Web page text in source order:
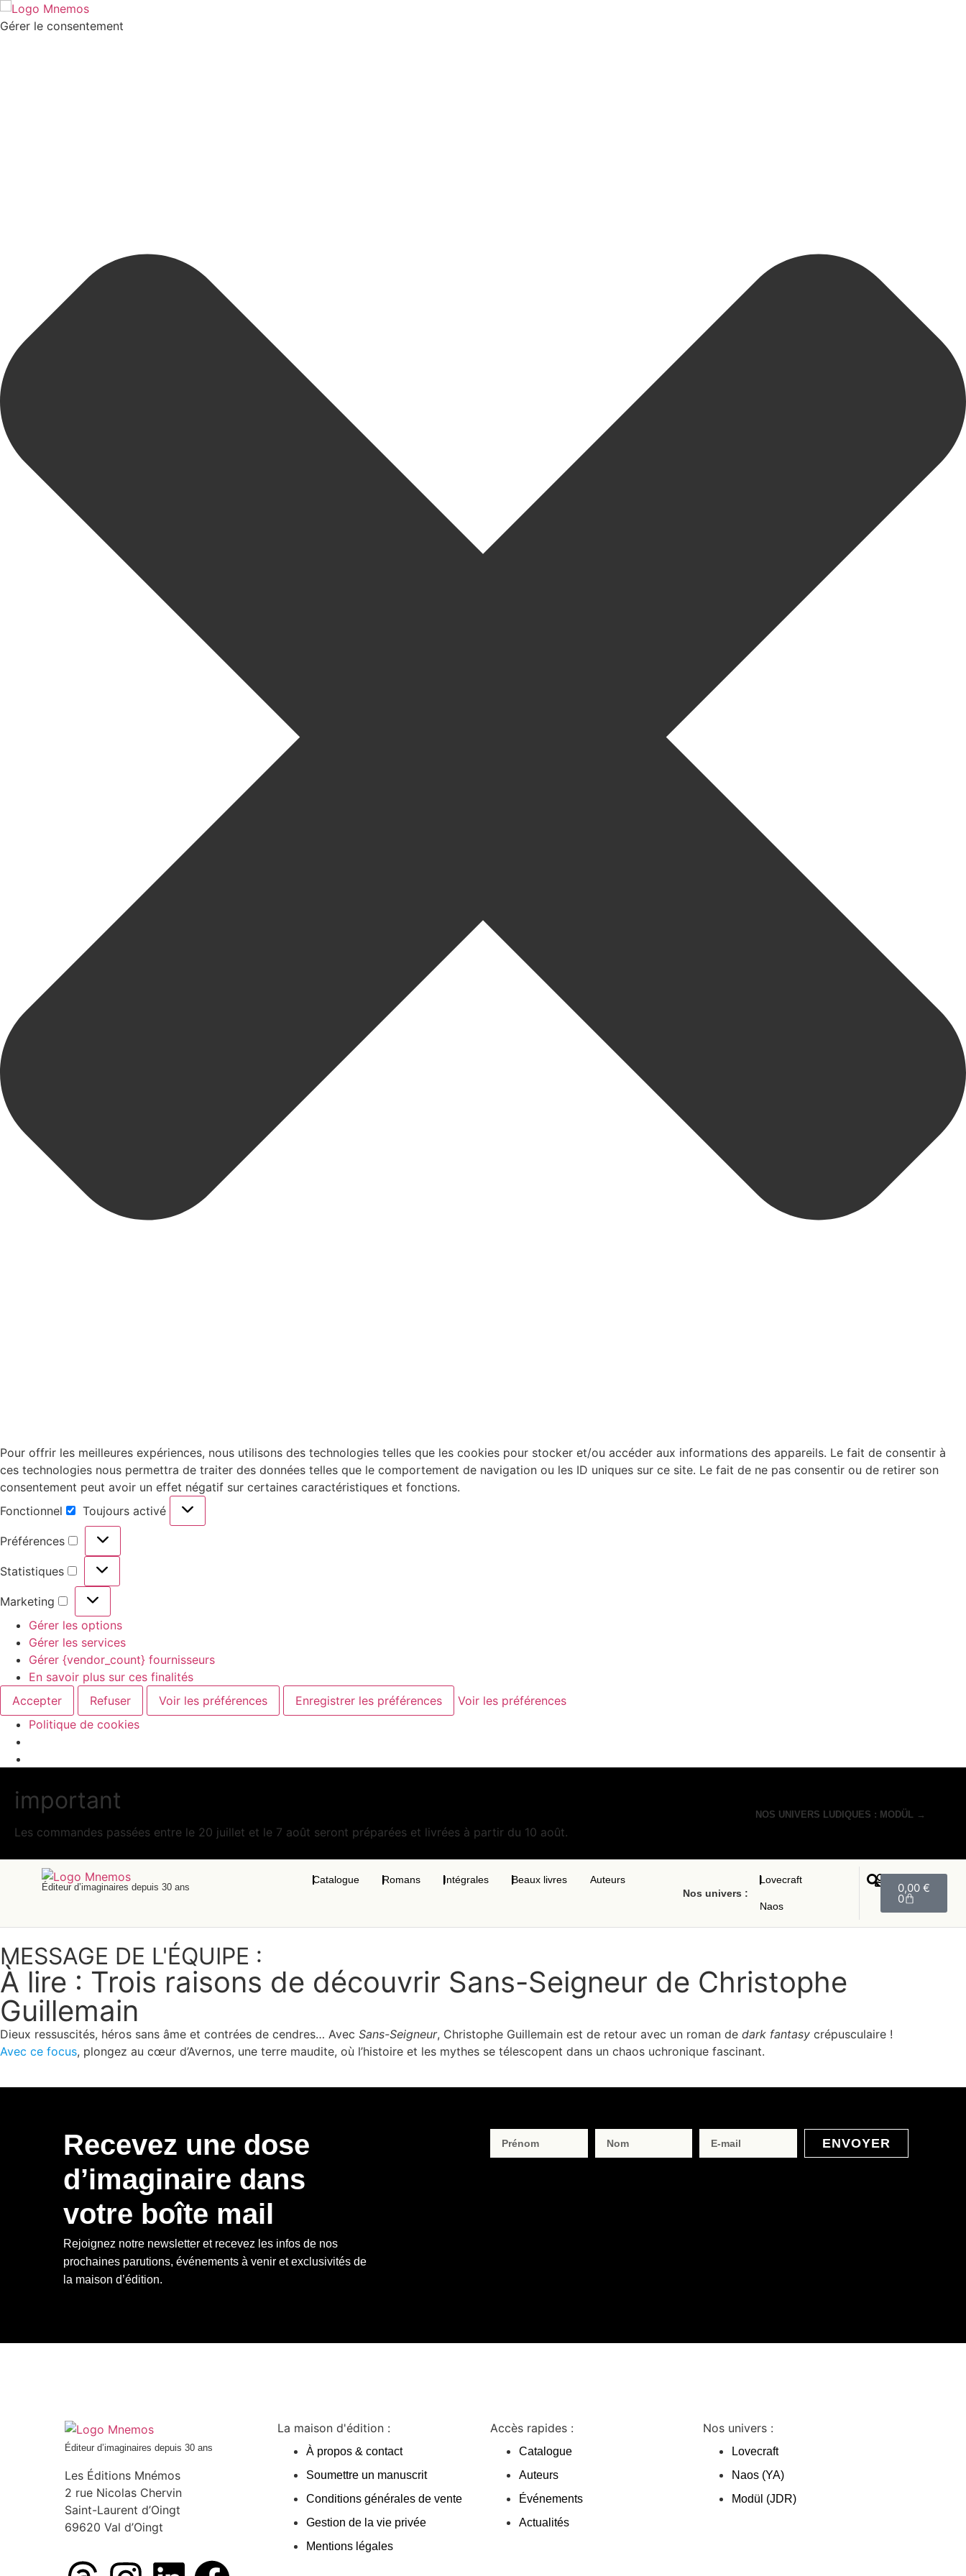
Gérer le consentement
Pour offrir les meilleures expériences, nous utilisons des technologies telles que les cookies pour stocker et/ou accéder aux informations des appareils. Le fait de consentir à
ces technologies nous permettra de traiter des données telles que le comportement de navigation ou les ID uniques sur ce site. Le fait de ne pas consentir ou de retirer son
consentement peut avoir un effet négatif sur certaines caractéristiques et fonctions.
Fonctionnel
Toujours activé
Préférences
Statistiques
Marketing
Gérer les options
Gérer les services
Gérer {vendor_count} fournisseurs
En savoir plus sur ces finalités
Accepter
Refuser Voir les préférences Enregistrer les préférences
Voir les préférences
Politique de cookies
important
Les commandes passées entre le 20 juillet et le 7 août seront préparées et livrées à partir du 10 août.
NOS UNIVERS LUDIQUES : MODÜL →
Éditeur d’imaginaires depuis 30 ans
Catalogue Romans Intégrales Beaux livres
Auteurs
Nos univers :
Lovecraft
Naos
0,00€
0
MESSAGE DE L'ÉQUIPE :
À lire : Trois raisons de découvrir Sans-Seigneur de Christophe
Guillemain
Dieux ressuscités, héros sans âme et contrées de cendres… Avec Sans-Seigneur, Christophe Guillemain est de retour avec un roman de dark fantasy crépusculaire !
Avec ce focus, plongez au cœur d’Avernos, une terre maudite, où l’histoire et les mythes se télescopent dans un chaos uchronique fascinant.
Recevez une dose
d’imaginaire dans
votre boîte mail
Rejoignez notre newsletter et recevez les infos de nos
prochaines parutions, événements à venir et exclusivités de
la maison d’édition.
ENVOYER
Éditeur d’imaginaires depuis 30 ans
Les Éditions Mnémos
2 rue Nicolas Chervin
Saint-Laurent d’Oingt
69620 Val d’Oingt
La maison d'édition :
À propos & contact
Soumettre un manuscrit
Conditions générales de vente
Gestion de la vie privée
Mentions légales
Accès rapides :
Catalogue
Auteurs
Événements
Actualités
Nos univers :
Lovecraft
Naos (YA)
Modül (JDR)